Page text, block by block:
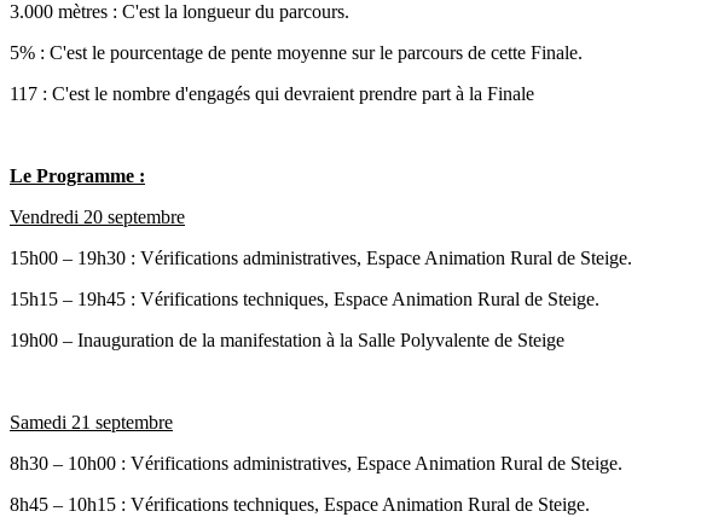
3.000 mètres : C'est la longueur du parcours.
5% : C'est le pourcentage de pente moyenne sur le parcours de cette Finale.
117 : C'est le nombre d'engagés qui devraient prendre part à la Finale
Le Programme :
Vendredi 20 septembre
15h00 – 19h30 : Vérifications administratives, Espace Animation Rural de Steige.
15h15 – 19h45 : Vérifications techniques, Espace Animation Rural de Steige.
19h00 – Inauguration de la manifestation à la Salle Polyvalente de Steige
Samedi 21 septembre
8h30 – 10h00 : Vérifications administratives, Espace Animation Rural de Steige.
8h45 – 10h15 : Vérifications techniques, Espace Animation Rural de Steige.